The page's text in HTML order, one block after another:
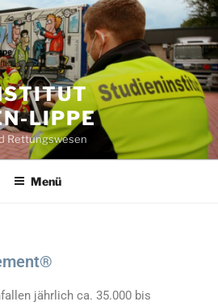
LIPPE
Rettungswesen
Menü
jährlich ca. 35.000 bis